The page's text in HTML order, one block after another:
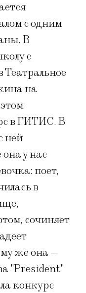
с одним
В
с
Театральное
на
в ГИТИС. В
ней
у нас
поет,
в
сочиняет
же она —
"President"
конкурс